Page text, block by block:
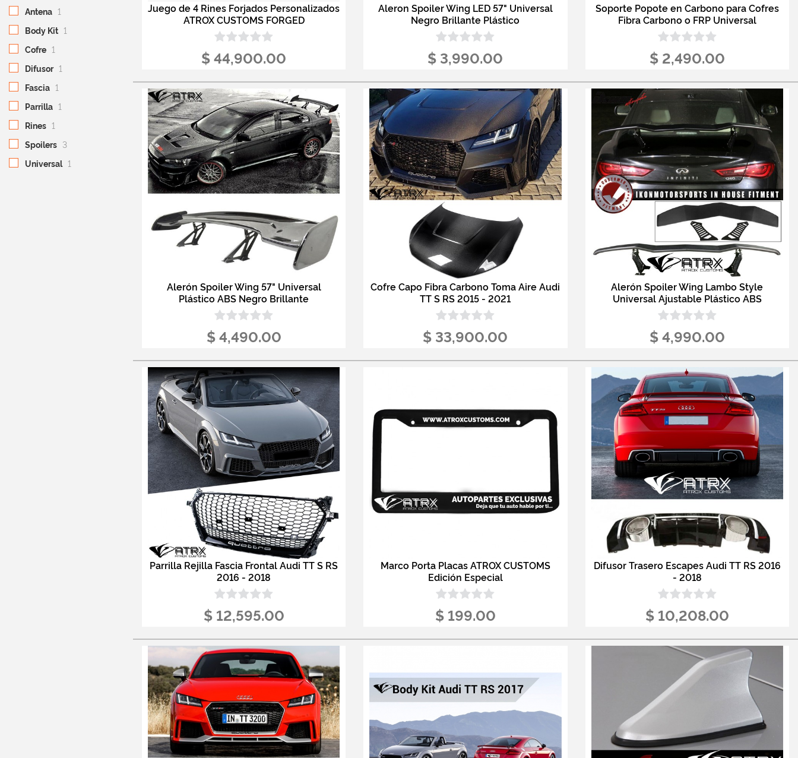
Antena 1
Body Kit 1
Cofre 1
Difusor 1
Fascia 1
Parrilla 1
Rines 1
Spoilers 3
Universal 1
Juego de 4 Rines Forjados Personalizados
ATROX CUSTOMS FORGED
$ 44,900.00
Aleron Spoiler Wing LED 57" Universal
Negro Brillante Plástico
$ 3,990.00
Soporte Popote en Carbono para Cofres
Fibra Carbono o FRP Universal
$ 2,490.00
Alerón Spoiler Wing 57" Universal
Plástico ABS Negro Brillante
$ 4,490.00
Cofre Capo Fibra Carbono Toma Aire Audi
TT S RS 2015 - 2021
$ 33,900.00
Alerón Spoiler Wing Lambo Style
Universal Ajustable Plástico ABS
$ 4,990.00
Parrilla Rejilla Fascia Frontal Audi TT S RS
2016 - 2018
$ 12,595.00
Marco Porta Placas ATROX CUSTOMS
Edición Especial
$ 199.00
Difusor Trasero Escapes Audi TT RS 2016
- 2018
$ 10,208.00